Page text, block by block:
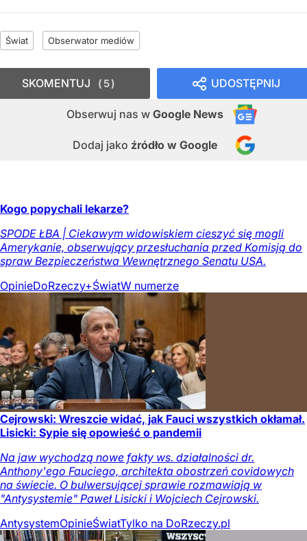
Świat Obserwator mediów
UDOSTĘPNIJ
Obserwuj nas w Google News
Dodaj jako źródło w Google
SKOMENTUJ 5
Kogo popychali lekarze?
SPODE ŁBA | Ciekawym widowiskiem cieszyć się mogli
Amerykanie, obserwujący przesłuchania przed Komisją do
spraw Bezpieczeństwa Wewnętrznego Senatu USA.
OpinieDoRzeczy+ŚwiatW numerze
Cejrowski: Wreszcie widać, jak Fauci wszystkich okłamał.
Lisicki: Sypie się opowieść o pandemii
Na jaw wychodzą nowe fakty ws. działalności dr.
Anthony'ego Fauciego, architekta obostrzeń covidowych
na świecie. O bulwersującej sprawie rozmawiają w
"Antysystemie" Paweł Lisicki i Wojciech Cejrowski.
AntysystemOpinieŚwiatTylko na DoRzeczy.pl